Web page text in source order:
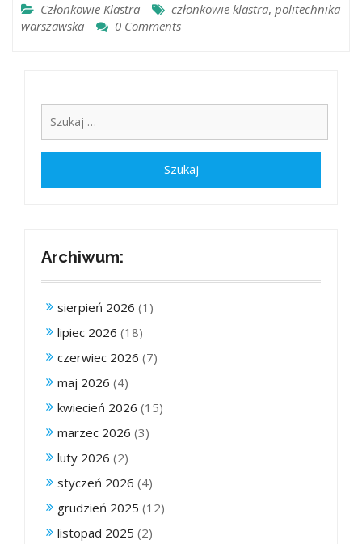
Członkowie Klastra członkowie klastra, politechnika
warszawska
0 Comments
Archiwum:
sierpień 2026 (1)
lipiec 2026 (18)
czerwiec 2026 (7)
maj 2026 (4)
kwiecień 2026 (15)
marzec 2026 (3)
luty 2026 (2)
styczeń 2026 (4)
grudzień 2025 (12)
listopad 2025 (2)